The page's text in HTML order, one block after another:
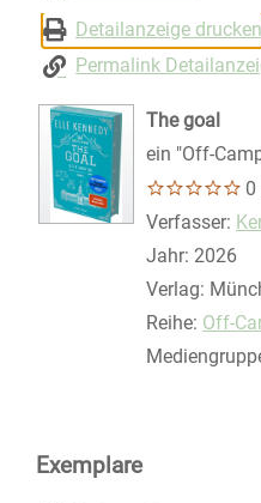
Detailanzeige drucken
Permalink
The goal
ein "Off-
0
Verfasser:
Jahr: 2026
Verlag:
Reihe: Off-
Exemplare